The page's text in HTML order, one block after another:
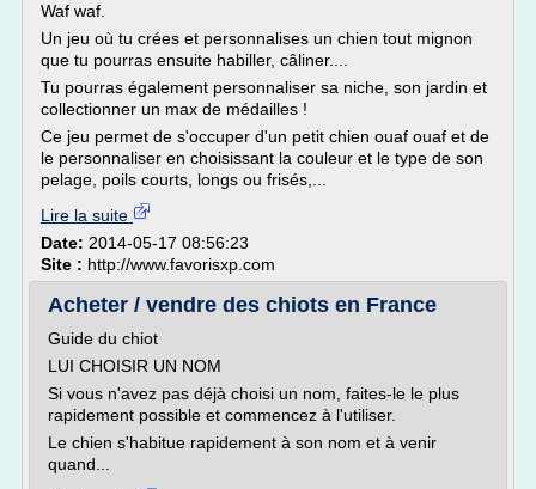
Waf waf.
Un jeu où tu crées et personnalises un chien tout mignon
que tu pourras ensuite habiller, câliner....
Tu pourras également personnaliser sa niche, son jardin et
collectionner un max de médailles !
Ce jeu permet de s'occuper d'un petit chien ouaf ouaf et de
le personnaliser en choisissant la couleur et le type de son
pelage, poils courts, longs ou frisés,...
Lire la suite
Date: 2014-05-17 08:56:23
Site : http://www.favorisxp.com
Acheter / vendre des chiots en France
Guide du chiot
LUI CHOISIR UN NOM
Si vous n'avez pas déjà choisi un nom, faites-le le plus
rapidement possible et commencez à l'utiliser.
Le chien s'habitue rapidement à son nom et à venir
quand...